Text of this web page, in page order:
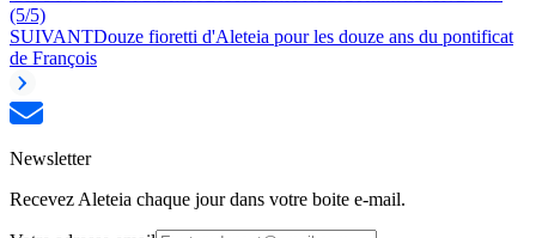
(5/5)
SUIVANTDouze fioretti d'Aleteia pour les douze ans du pontificat
de François
Newsletter
Recevez Aleteia chaque jour dans votre boite e-mail.